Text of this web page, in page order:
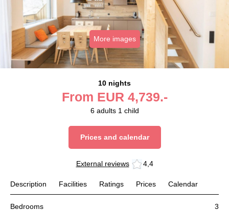
More images
10 nights
From EUR 4,739.-
6 adults 1 child
Prices and calendar
External reviews 4,4
Description Facilities Ratings Prices Calendar
Bedrooms
3